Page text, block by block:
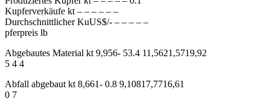
Kupferverkäufe kt – – – – – –
Durchschnittlicher KuUS$/- – – – – –
pferpreis lb
Abgebautes Material kt 9,956- 53.4 11,5621,5719,92
5 4 4
Abfall abgebaut kt 8,661- 0.8 9,10817,7716,61
0 7